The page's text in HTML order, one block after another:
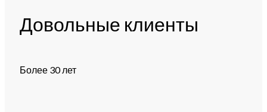
Довольные клиенты
Более 30 лет